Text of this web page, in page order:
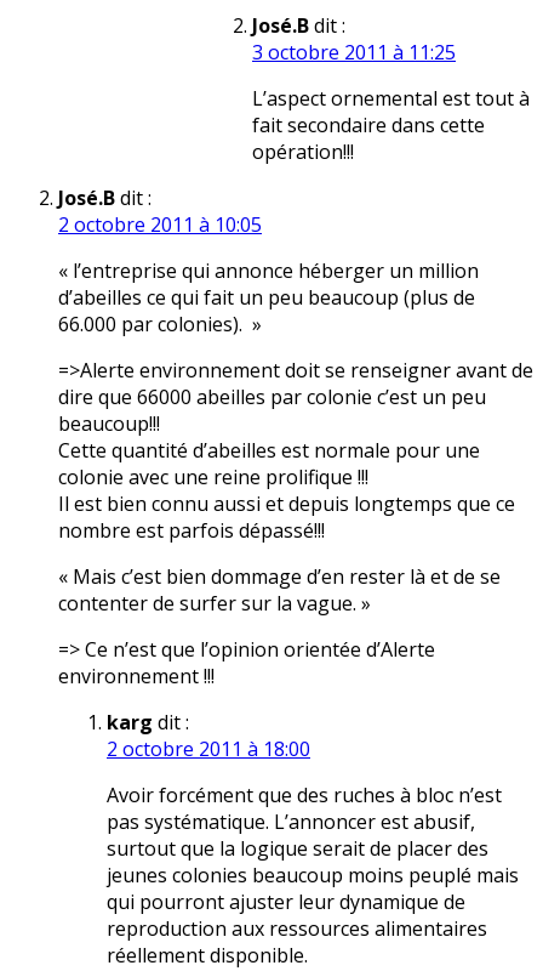
José.Bdit :
3 octobre 2011 à 11:25
L’aspect ornemental est tout à
fait secondaire dans cette
opération!!!
José.Bdit :
2 octobre 2011 à 10:05
« l’entreprise qui annonce héberger un million
d’abeilles ce qui fait un peu beaucoup (plus de
66.000 par colonies). »
=>Alerte environnement doit se renseigner avant de
dire que 66000 abeilles par colonie c’est un peu
beaucoup!!!
Cette quantité d’abeilles est normale pour une
colonie avec une reine prolifique !!!
Il est bien connu aussi et depuis longtemps que ce
nombre est parfois dépassé!!!
« Mais c’est bien dommage d’en rester là et de se
contenter de surfer sur la vague. »
=> Ce n’est que l’opinion orientée d’Alerte
environnement !!!
karg dit :
2 octobre 2011 à 18:00
Avoir forcément que des ruches à bloc n’est
pas systématique. L’annoncer est abusif,
surtout que la logique serait de placer des
jeunes colonies beaucoup moins peuplé mais
qui pourront ajuster leur dynamique de
reproduction aux ressources alimentaires
réellement disponible.